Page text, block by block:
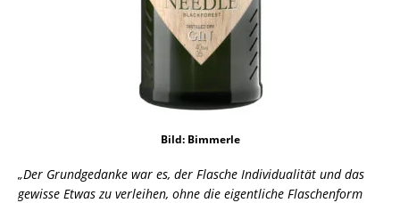
Bild: Bimmerle
„Der Grundgedanke war es, der Flasche Individualität und das
gewisse Etwas zu verleihen, ohne die eigentliche Flaschenform